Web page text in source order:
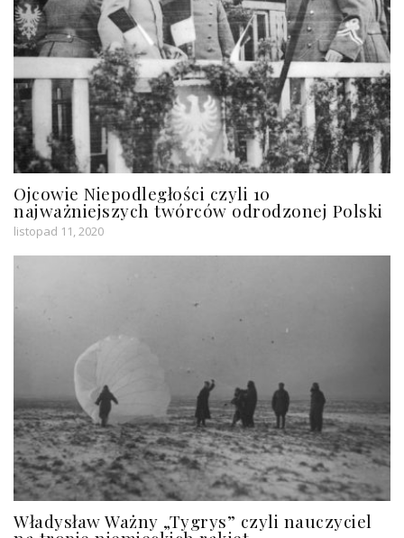
Ojcowie Niepodległości czyli 10
najważniejszych twórców odrodzonej Polski
listopad 11, 2020
Władysław Ważny „Tygrys” czyli nauczyciel